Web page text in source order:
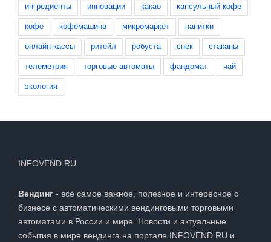
ингредиенты инновации какао капсульный кофе
кофе кофемашина микромаркет напитки
онлайн-кассы ритейл робуста снек стаканы
телеметрия торговые автоматы фандомат чай
экология
INFOVEND.RU
Вендинг - всё самое важное, полезное и интересное о
бизнесе с автоматическими вендинговыми торговыми
автоматами в России и мире. Новости и актуальные
события в мире вендинга на портале INFOVEND.RU и